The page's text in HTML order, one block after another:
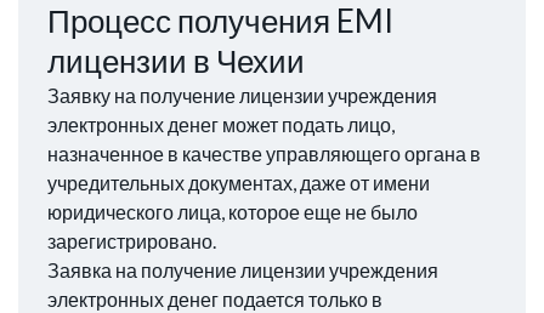
Процесс получения EMI
лицензии в Чехии
Заявку на получение лицензии учреждения
электронных денег может подать лицо,
назначенное в качестве управляющего органа в
учредительных документах, даже от имени
юридического лица, которое еще не было
зарегистрировано.
Заявка на получение лицензии учреждения
электронных денег подается только в